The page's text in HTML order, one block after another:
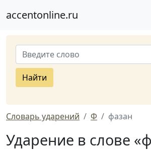
accentonline.ru
Найти
Словарь ударений Ф фазан
Ударение в слове